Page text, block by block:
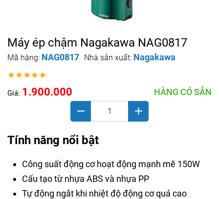
Máy ép chậm Nagakawa NAG0817
Mã hàng: NAG0817 Nhà sản xuất: Nagakawa
★★★★★
Giá: 1.900.000 HÀNG CÓ SẴN
Tính năng nổi bật
Công suất động cơ hoạt động mạnh mẽ 150W
Cấu tạo từ nhựa ABS và nhựa PP
Tự động ngắt khi nhiệt độ động cơ quá cao